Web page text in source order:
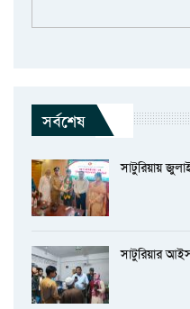
সর্বশেষ
সাটুরিয়ায়
সাটুরিয়ার